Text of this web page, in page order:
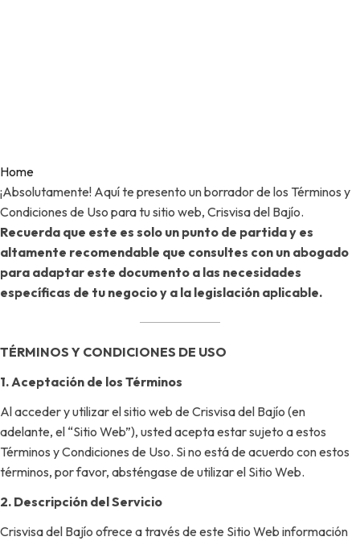
Home
¡Absolutamente! Aquí te presento un borrador de los Términos y
Condiciones de Uso para tu sitio web, Crisvisa del Bajío.
Recuerda que este es solo un punto de partida y es
altamente recomendable que consultes con un abogado
para adaptar este documento a las necesidades
específicas de tu negocio y a la legislación aplicable.
TÉRMINOS Y CONDICIONES DE USO
1. Aceptación de los Términos
Al acceder y utilizar el sitio web de Crisvisa del Bajío (en
adelante, el “Sitio Web”), usted acepta estar sujeto a estos
Términos y Condiciones de Uso. Si no está de acuerdo con estos
términos, por favor, absténgase de utilizar el Sitio Web.
2. Descripción del Servicio
Crisvisa del Bajío ofrece a través de este Sitio Web información